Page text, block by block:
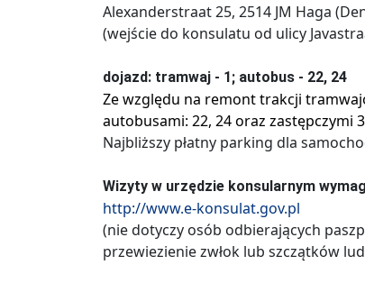
Alexanderstraat 25, 2514 JM Haga
(wejście do konsulatu od ulicy
dojazd: tramwaj - 1; autobus - 22, 24
Ze względu na remont trakcji
autobusami: 22, 24 oraz zastępczymi
Najbliższy płatny parking dla
Wizyty w urzędzie konsularnym
http://www.e-konsulat.gov.pl
(nie dotyczy osób odbierających
przewiezienie zwłok lub szczątków